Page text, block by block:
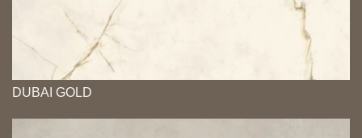
DUBAI GOLD